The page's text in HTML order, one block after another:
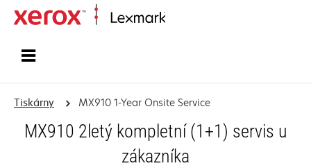
Tiskárny MX910 1-Year Onsite Service
MX910 2letý kompletní (1+1) servis u
zákazníka